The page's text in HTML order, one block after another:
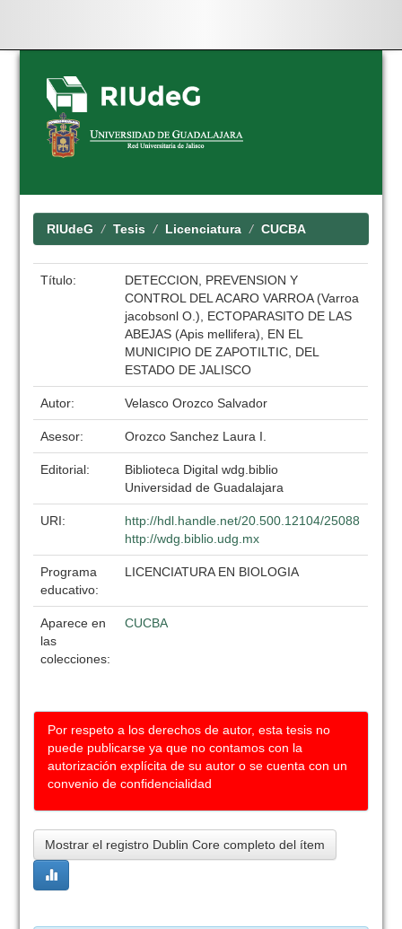
Skip
navigation
RIUdeG Tesis Licenciatura CUCBA
Título:
DETECCION, PREVENSION Y
CONTROL DEL ACARO VARROA (Varroa
jacobsonl O.), ECTOPARASITO DE LAS
ABEJAS (Apis mellifera), EN EL
MUNICIPIO DE ZAPOTILTIC, DEL
ESTADO DE JALISCO
Autor: Velasco Orozco Salvador
Asesor: Orozco Sanchez Laura I.
Editorial:
Biblioteca Digital wdg.biblio
Universidad de Guadalajara
URI:
http://hdl.handle.net/20.500.12104/25088
http://wdg.biblio.udg.mx
Programa
educativo:
LICENCIATURA EN BIOLOGIA
Aparece en
las
colecciones:
CUCBA
Por respeto a los derechos de autor, esta tesis no
puede publicarse ya que no contamos con la
autorización explícita de su autor o se cuenta con un
convenio de confidencialidad
Mostrar el registro Dublin Core completo del ítem